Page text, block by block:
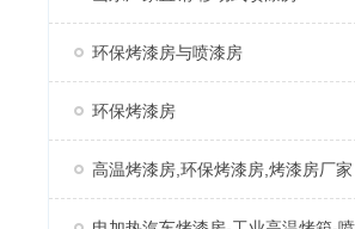
环保烤漆房与喷漆房
环保烤漆房
高温烤漆房,环保烤漆房,烤漆房厂家